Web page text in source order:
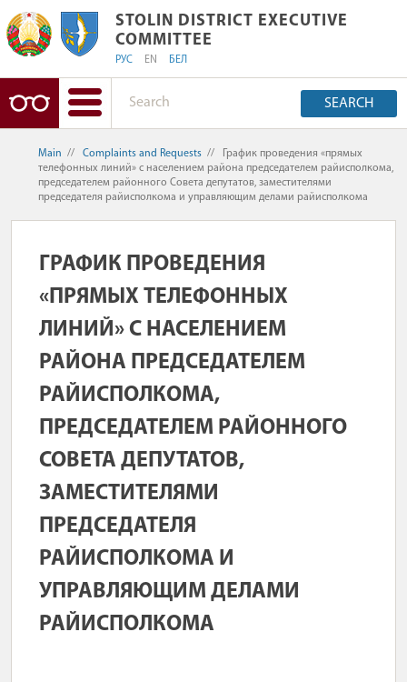
STOLIN DISTRICT EXECUTIVE
STOLIN DISTRICT EXECUTIVE
COMMITTEE
РУС EN БЕЛ
SEARCH
Main // Complaints and Requests //
График проведения «прямых
телефонных линий» с населением района председателем райисполкома,
председателем районного Совета депутатов, заместителями
председателя райисполкома и управляющим делами райисполкома
ГРАФИК ПРОВЕДЕНИЯ
«ПРЯМЫХ ТЕЛЕФОННЫХ
ЛИНИЙ» С НАСЕЛЕНИЕМ
РАЙОНА ПРЕДСЕДАТЕЛЕМ
РАЙИСПОЛКОМА,
ПРЕДСЕДАТЕЛЕМ РАЙОННОГО
СОВЕТА ДЕПУТАТОВ,
ЗАМЕСТИТЕЛЯМИ
ПРЕДСЕДАТЕЛЯ
РАЙИСПОЛКОМА И
УПРАВЛЯЮЩИМ ДЕЛАМИ
РАЙИСПОЛКОМА